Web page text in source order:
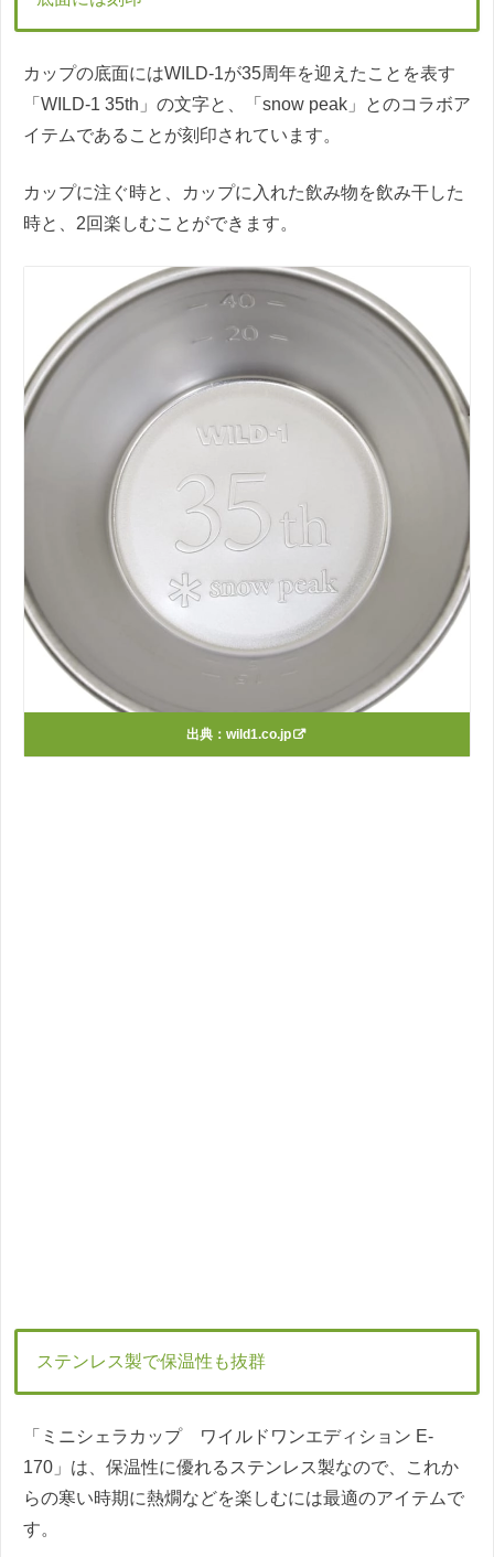
カップの底面にはWILD-1が35周年を迎えたことを表す
「WILD-1 35th」の文字と、「snow peak」とのコラボア
イテムであることが刻印されています。
カップに注ぐ時と、カップに入れた飲み物を飲み干した
時と、2回楽しむことができます。
出典： wild1.co.jp
ステンレス製で保温性も抜群
「ミニシェラカップ ワイルドワンエディション E-
170」は、保温性に優れるステンレス製なので、これか
らの寒い時期に熱燗などを楽しむには最適のアイテムで
す。